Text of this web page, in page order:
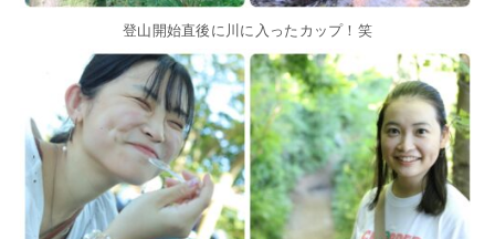
登山開始直後に川に入ったカップ！笑